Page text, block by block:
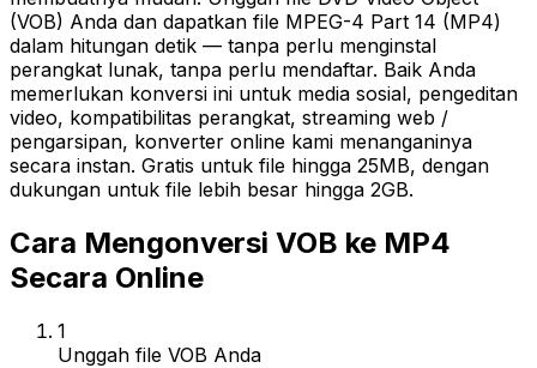
(VOB) Anda dan dapatkan file MPEG-4 Part 14 (MP4)
dalam hitungan detik — tanpa perlu menginstal
perangkat lunak, tanpa perlu mendaftar. Baik Anda
memerlukan konversi ini untuk media sosial, pengeditan
video, kompatibilitas perangkat, streaming web /
pengarsipan, konverter online kami menanganinya
secara instan. Gratis untuk file hingga 25MB, dengan
dukungan untuk file lebih besar hingga 2GB.
Cara Mengonversi VOB ke MP4
Secara Online
1
Unggah file VOB Anda